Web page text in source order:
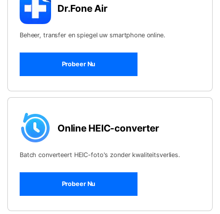
Dr.Fone Air
Beheer, transfer en spiegel uw smartphone online.
Probeer Nu
Online HEIC-converter
Batch converteert HEIC-foto's zonder kwaliteitsverlies.
Probeer Nu